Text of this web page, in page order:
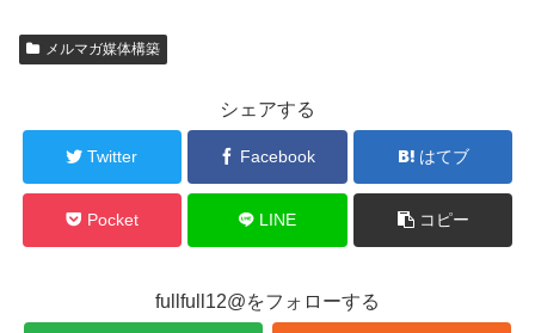
メルマガ媒体構築
シェアする
Twitter Facebook はてブ
Pocket LINE コピー
fullfull12@をフォローする